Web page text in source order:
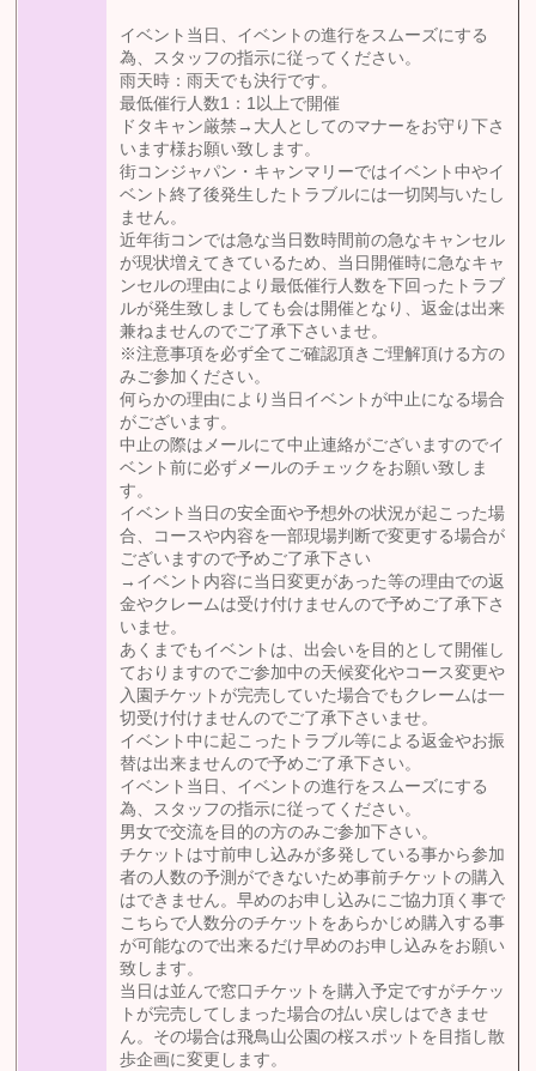
イベント当日、イベントの進行をスムーズにする
為、スタッフの指示に従ってください。
雨天時：雨天でも決行です。
最低催行人数1：1以上で開催
ドタキャン厳禁→大人としてのマナーをお守り下さ
います様お願い致します。
街コンジャパン・キャンマリーではイベント中やイ
ベント終了後発生したトラブルには一切関与いたし
ません。
近年街コンでは急な当日数時間前の急なキャンセル
が現状増えてきているため、当日開催時に急なキャ
ンセルの理由により最低催行人数を下回ったトラブ
ルが発生致しましても会は開催となり、返金は出来
兼ねませんのでご了承下さいませ。
※注意事項を必ず全てご確認頂きご理解頂ける方の
みご参加ください。
何らかの理由により当日イベントが中止になる場合
がございます。
中止の際はメールにて中止連絡がございますのでイ
ベント前に必ずメールのチェックをお願い致しま
す。
イベント当日の安全面や予想外の状況が起こった場
合、コースや内容を一部現場判断で変更する場合が
ございますので予めご了承下さい
→イベント内容に当日変更があった等の理由での返
金やクレームは受け付けませんので予めご了承下さ
いませ。
あくまでもイベントは、出会いを目的として開催し
ておりますのでご参加中の天候変化やコース変更や
入園チケットが完売していた場合でもクレームは一
切受け付けませんのでご了承下さいませ。
イベント中に起こったトラブル等による返金やお振
替は出来ませんので予めご了承下さい。
イベント当日、イベントの進行をスムーズにする
為、スタッフの指示に従ってください。
男女で交流を目的の方のみご参加下さい。
チケットは寸前申し込みが多発している事から参加
者の人数の予測ができないため事前チケットの購入
はできません。早めのお申し込みにご協力頂く事で
こちらで人数分のチケットをあらかじめ購入する事
が可能なので出来るだけ早めのお申し込みをお願い
致します。
当日は並んで窓口チケットを購入予定ですがチケッ
トが完売してしまった場合の払い戻しはできませ
ん。その場合は飛鳥山公園の桜スポットを目指し散
歩企画に変更します。